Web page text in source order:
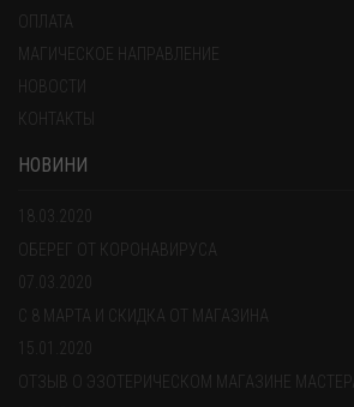
ОПЛАТА
МАГИЧЕСКОЕ НАПРАВЛЕНИЕ
НОВОСТИ
КОНТАКТЫ
НОВИНИ
18.03.2020
ОБЕРЕГ ОТ КОРОНАВИРУСА
07.03.2020
С 8 МАРТА И СКИДКА ОТ МАГАЗИНА
ОТЗЫВ О ЭЗОТЕРИЧЕСКОМ МАГАЗИНЕ